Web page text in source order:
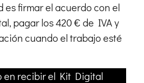
es firmar el acuerdo con el
pagar los 420 € de IVA y
cuando el trabajo esté
en recibir el Kit Digital